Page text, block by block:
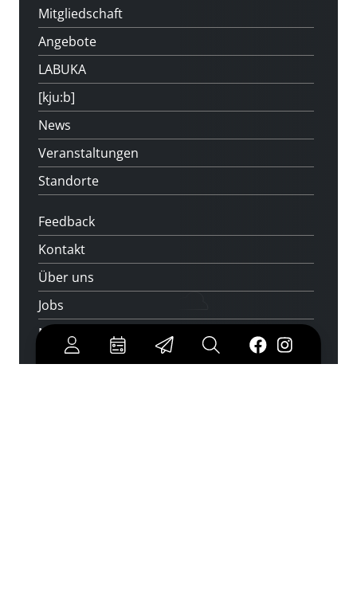
Mitgliedschaft
Angebote
LABUKA
[kju:b]
News
Veranstaltungen
Standorte
Feedback
Kontakt
Über uns
Jobs
Medienwunsch
FAQs